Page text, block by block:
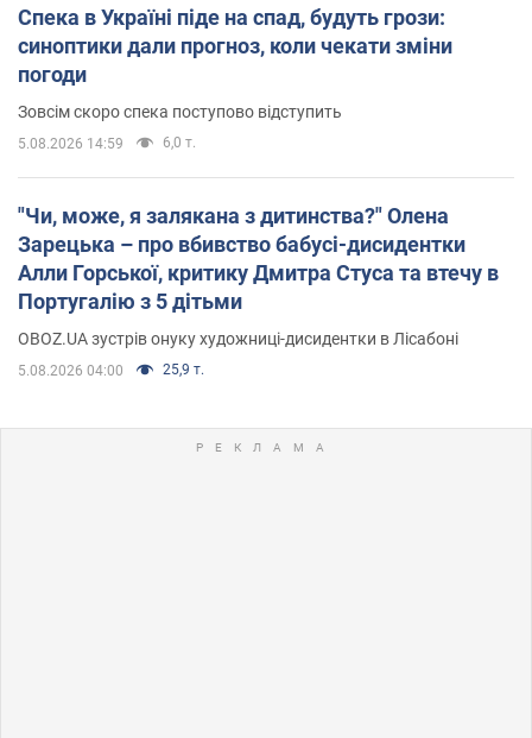
Спека в Україні піде на спад, будуть грози:
синоптики дали прогноз, коли чекати зміни
погоди
Зовсім скоро спека поступово відступить
5.08.2026 14:59 6,0 т.
"Чи, може, я залякана з дитинства?" Олена
Зарецька – про вбивство бабусі-дисидентки
Алли Горської, критику Дмитра Стуса та втечу в
Португалію з 5 дітьми
OBOZ.UA зустрів онуку художниці-дисидентки в Лісабоні
5.08.2026 04:00 25,9 т.